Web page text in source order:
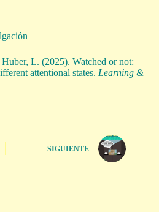
L. (2025). Watched or not:
attentional states. Learning &
SIGUIENTE